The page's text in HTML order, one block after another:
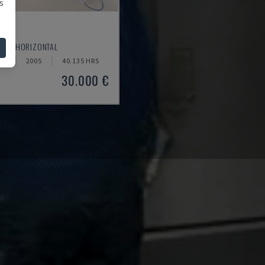
HORIZONTAL
2005 40.135 HRS
30.000 €